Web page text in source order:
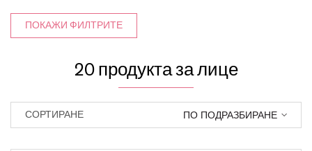
ПОКАЖИ ФИЛТРИТЕ
20 продукта за лице
СОРТИРАНЕ ПО ПОДРАЗБИРАНЕ